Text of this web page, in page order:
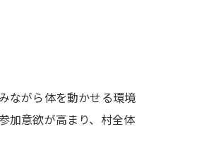
ながら体を動かせる環境
加意欲が高まり、村全体